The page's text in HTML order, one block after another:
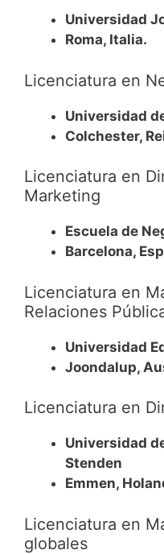
Universidad
Roma, Italia.
Licenciatura en
Universidad
Colchester,
Licenciatura en
Marketing
Escuela de
Barcelona,
Licenciatura en
Relaciones
Universidad
Joondalup,
Licenciatura en
Universidad
Stenden
Emmen,
Licenciatura en
globales